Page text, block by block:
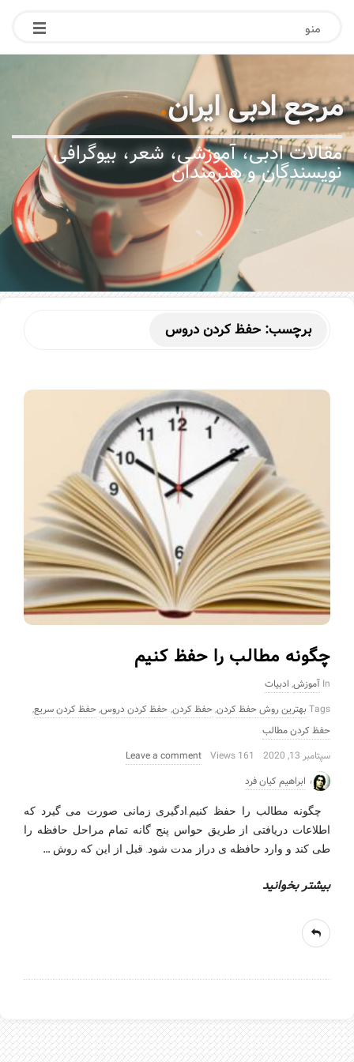
منو
مرجع ادبی ایران.
مقالات ادبی، آموزشی، شعر، بیوگرافی
نویسندگان و هنرمندان
برچسب: حفظ کردن دروس
چگونه مطالب را حفظ کنیم
In آموزش, ادبیات
Tagsبهترین روش حفظ کردن,حفظ کردن, حفظ کردن دروس,حفظ کردن سریع,
حفظ کردن مطالب
سپتامبر 13, 2020
161 Views
Leave a comment
ابراهیم کیان فرد
چگونه مطالب را حفظ کنیم.ادگیری زمانی صورت می گیرد که
اطلاعات دریافتی از طریق حواس پنج گانه تمام مراحل حافظه را
طی کند و وارد حافظه ی دراز مدت شود. قبل از این که روش …
بیشتر بخوانید